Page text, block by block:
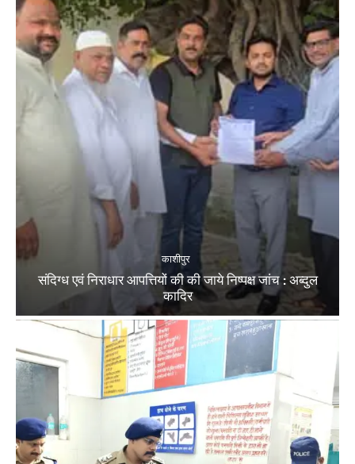
काशीपुर
संदिग्ध एवं निराधार आपत्तियों की की जाये निष्पक्ष जांच : अब्दुल
कादिर